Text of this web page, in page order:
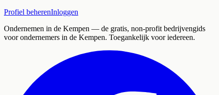
Profiel beherenInloggen
Ondernemen in de Kempen — de gratis, non-profit bedrijvengids
voor ondernemers in de Kempen. Toegankelijk voor iedereen.